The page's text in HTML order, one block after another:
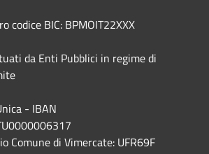
codice BIC: BPMOIT22XXX
da Enti Pubblici in regime di
- IBAN
Comune di Vimercate: UFR69F